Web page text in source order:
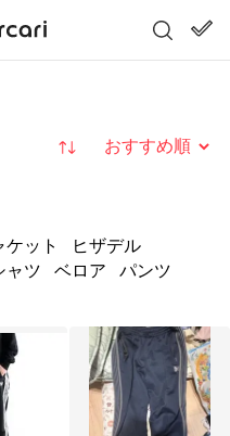
並び替え
ケット
ヒザデル
ャツ ベロア
パンツ